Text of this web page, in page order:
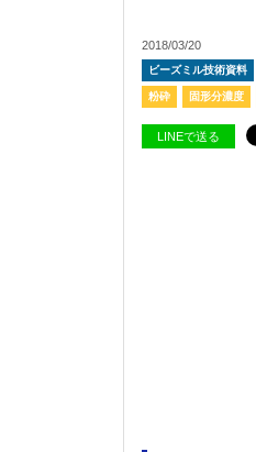
2018/03/20
ビーズミル技術資料
粉砕 固形分濃度
LINEで送る